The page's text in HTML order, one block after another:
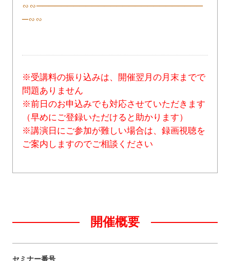
∽∽───────────────────────────
─∽∽
※受講料の振り込みは、開催翌月の月末までで
問題ありません
※前日のお申込みでも対応させていただきます
（早めにご登録いただけると助かります）
※講演日にご参加が難しい場合は、録画視聴を
ご案内しますのでご相談ください
開催概要
セミナー番号